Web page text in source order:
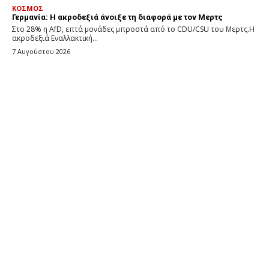
ΚΟΣΜΟΣ
Γερμανία: Η ακροδεξιά άνοιξε τη διαφορά με τον Μερτς
Στο 28% η AfD, επτά μονάδες μπροστά από το CDU/CSU του Μερτς.Η
ακροδεξιά Εναλλακτική...
7 Αυγούστου 2026